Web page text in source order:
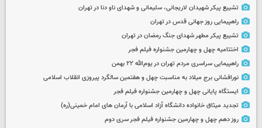
تشییع پیکر شهیدان لاریجانی، سلیمانی و شهدای ناو دنا در تهران
راهپیمایی روز جهانی قدس در تهران
تشییع پیکر مطهر شهدای جنگ رمضان در تهران
اختتامیه چهل و چهارمین جشنواره فیلم فجر
راهپیمایی سراسری مردم تهران در یوم‌الله ۲۲ بهمن
نورافشانی برج میلاد به مناسبت چهل‌ و هفتمین سالگرد پیروزی انقلاب اسلامی
ایستگاه پایانی چهل و چهارمین جشنواره فیلم فجر
تجدید میثاق خانواده دانشگاه آزاد اسلامی با آرمان های امام خمینی(ره)
روز دهم چهل و چهارمین جشنواره فیلم فجر سری دوم